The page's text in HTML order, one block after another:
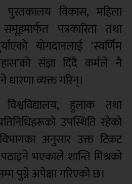
पुस्तकालय विकास, महिला
पत्रकारिता तथा
योगदानलाई ‘स्वर्णिम
संज्ञा दिँदै कर्मले नै
व्यक्त गरिन्।
विश्वविद्यालय, हुलाक तथा
उपस्थिति रहेको
अनुसार उक्त टिकट
पठाइने भएकाले शान्ति मिश्रको
पुग्ने अपेक्षा गरिएको छ।